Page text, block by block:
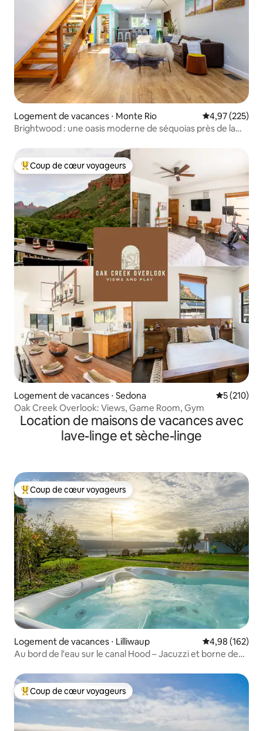
Logement de vacances ⋅ Monte Rio Évaluation
4,97 (225)
Brightwood : une oasis moderne de séquoias près de la
Coups de cœur voyageurs les plus appréciés
Coup de cœur voyageurs
Logement de vacances ⋅ Sedona Évaluation
5 (210)
Oak Creek Overlook: Views, Game Room, Gym
Location de maisons de vacances avec
lave-linge et sèche-linge
Coups de cœur voyageurs les plus appréciés
Coup de cœur voyageurs
Logement de vacances ⋅ Lilliwaup Évaluation
4,98 (162)
Au bord de l'eau sur le canal Hood – Jacuzzi et borne de
Coups de cœur voyageurs les plus appréciés
Coup de cœur voyageurs